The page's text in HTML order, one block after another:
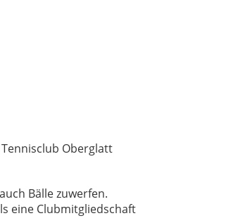
Oberglatt
Bälle zuwerfen.
eine Clubmitgliedschaft